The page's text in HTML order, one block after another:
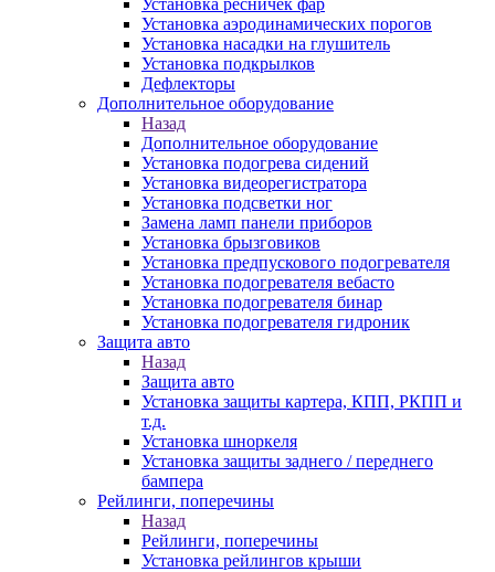
Установка ресничек фар
Установка аэродинамических порогов
Установка насадки на глушитель
Установка подкрылков
Дефлекторы
Дополнительное оборудование
Назад
Дополнительное оборудование
Установка подогрева сидений
Установка видеорегистратора
Установка подсветки ног
Замена ламп панели приборов
Установка брызговиков
Установка предпускового подогревателя
Установка подогревателя вебасто
Установка подогревателя бинар
Установка подогревателя гидроник
Защита авто
Назад
Защита авто
Установка защиты картера, КПП, РКПП и
т.д.
Установка шноркеля
Установка защиты заднего / переднего
бампера
Рейлинги, поперечины
Назад
Рейлинги, поперечины
Установка рейлингов крыши